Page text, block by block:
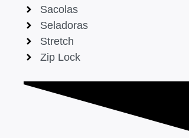
Sacolas
Seladoras
Stretch
Zip Lock